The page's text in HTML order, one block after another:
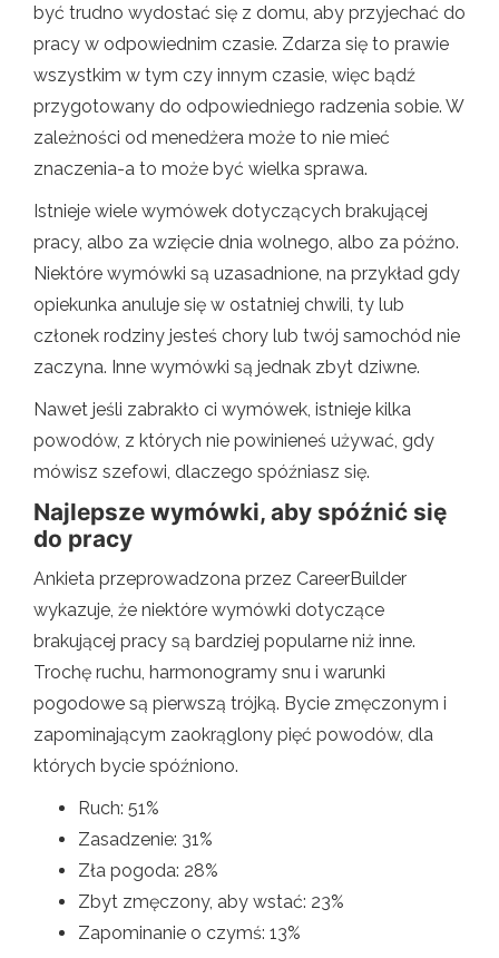
być trudno wydostać się z domu, aby przyjechać do
pracy w odpowiednim czasie. Zdarza się to prawie
wszystkim w tym czy innym czasie, więc bądź
przygotowany do odpowiedniego radzenia sobie. W
zależności od menedżera może to nie mieć
znaczenia-a to może być wielka sprawa.
Istnieje wiele wymówek dotyczących brakującej
pracy, albo za wzięcie dnia wolnego, albo za późno.
Niektóre wymówki są uzasadnione, na przykład gdy
opiekunka anuluje się w ostatniej chwili, ty lub
członek rodziny jesteś chory lub twój samochód nie
zaczyna. Inne wymówki są jednak zbyt dziwne.
Nawet jeśli zabrakło ci wymówek, istnieje kilka
powodów, z których nie powinieneś używać, gdy
mówisz szefowi, dlaczego spóźniasz się.
Najlepsze wymówki, aby spóźnić się
do pracy
Ankieta przeprowadzona przez CareerBuilder
wykazuje, że niektóre wymówki dotyczące
brakującej pracy są bardziej popularne niż inne.
Trochę ruchu, harmonogramy snu i warunki
pogodowe są pierwszą trójką. Bycie zmęczonym i
zapominającym zaokrąglony pięć powodów, dla
których bycie spóźniono.
Ruch: 51%
Zasadzenie: 31%
Zła pogoda: 28%
Zbyt zmęczony, aby wstać: 23%
Zapominanie o czymś: 13%